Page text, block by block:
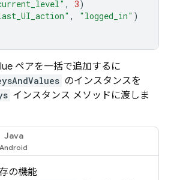
, 3)
, "logged_in" )
ペアを一括で追加するに
のインスタンスを
インスタンス メソッドに渡しま
Java
の機能